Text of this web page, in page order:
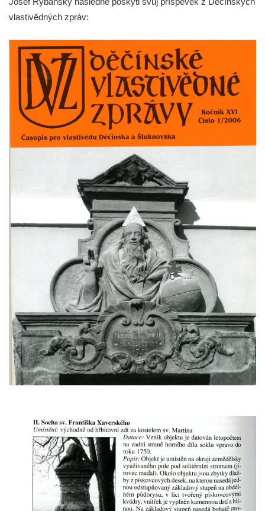
Českých Budějovicích
Semilech
Pamětní deska Tomáše Garrigue Masaryka
na radnici v Českých Budějovicích
Pamětní deska na biskupské rezidenci v
Českých Budějovicích
Pamětní deska Josefa Hloucha na
biskupské rezidenci v Českých
Socha žáby u rybníčku na Náměstí v
Kamenném Újezdě
Pamětní kámen družebních obcí Kamenný
Újezd a Krauchthal v parku na Náměstí v
Kamenném Újezdě
Socha na náměstí J. V. Kamarýta ve
Velešíně
Pomník J. V. Kamarýta v Krumlovské ulici ve
Velešíně
Pamětní deska arcibiskupa Micara ve
vstupu do poutního místa Římov
Plastika Koule v Gutenbergově ulici v
Liberci
Pomník na paměť zrušení roboty v Plavu
Socha vodníka v Plavu
Socha svatého Jana Nepomuckého v
Třebušíně
Pamětní deska Johanna Nepomuka
vlastivědných zpráv: